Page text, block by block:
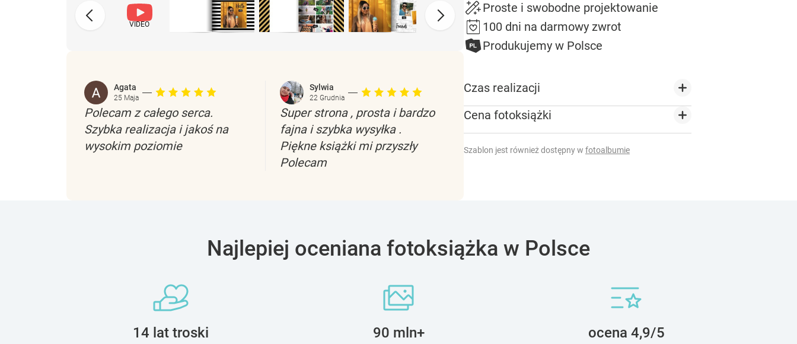
VIDEO
Agata
25 Maja
Polecam z całego serca.
Szybka realizacja i jakoś na
wysokim poziomie
Sylwia
22 Grudnia
Super strona , prosta i bardzo
fajna i szybka wysyłka .
Piękne książki mi przyszły
Polecam
Proste i swobodne projektowanie
100 dni na darmowy zwrot
Produkujemy w Polsce
Czas realizacji
Cena fotoksiążki
Szablon jest również dostępny w fotoalbumie
Najlepiej oceniana fotoksiążka w Polsce
14 lat troski
90 mln+
ocena 4,9/5